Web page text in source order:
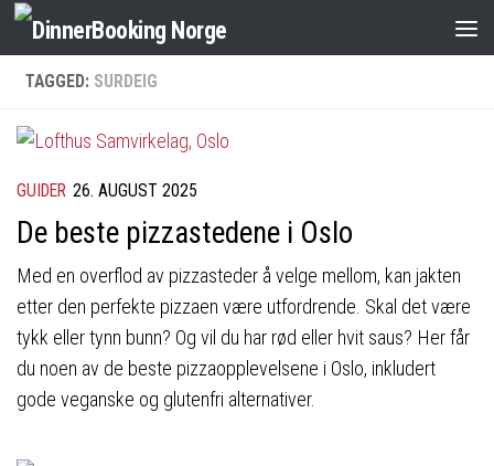
TAGGED: SURDEIG
GUIDER 26. AUGUST 2025
De beste pizzastedene i Oslo
Med en overflod av pizzasteder å velge mellom, kan jakten
etter den perfekte pizzaen være utfordrende. Skal det være
tykk eller tynn bunn? Og vil du har rød eller hvit saus? Her får
du noen av de beste pizzaopplevelsene i Oslo, inkludert
gode veganske og glutenfri alternativer.